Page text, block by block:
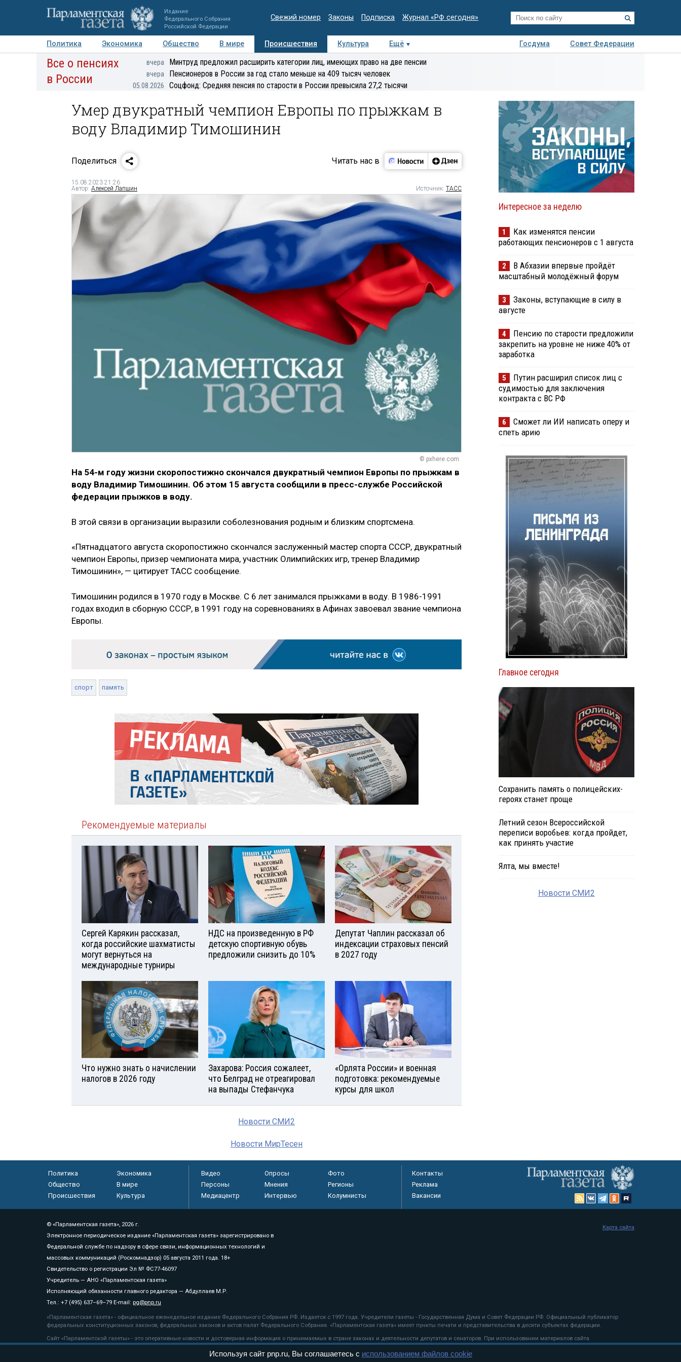
Издание
Федерального Собрания
Российской Федерации
Свежий номер Законы Подписка Журнал «РФ сегодня»
Политика Экономика Общество В мире Происшествия Культура Ещё Госдума
Совет Федерации
Авторы Персоны Мнения Регионы Медиацентр Интервью Колумнисты
Деловая
Все о пенсиях
в России
вчера Минтруд предложил расширить категории лиц, имеющих право на две пенсии
вчера Пенсионеров в России за год стало меньше на 409 тысяч человек
05.08.2026 Соцфонд: Средняя пенсия по старости в России превысила 27,2 тысячи
Умер двукратный чемпион Европы по прыжкам в
воду Владимир Тимошинин
Поделиться Читать нас в
15.08.2023 21:26
Автор: Алексей Лапшин Источник: ТАСС
© pxhere.com
На 54-м году жизни скоропостижно скончался двукратный чемпион Европы по прыжкам в
воду Владимир Тимошинин. Об этом 15 августа сообщили в пресс-службе Российской
федерации прыжков в воду.
В этой связи в организации выразили соболезнования родным и близким спортсмена.
«Пятнадцатого августа скоропостижно скончался заслуженный мастер спорта СССР, двукратный
чемпион Европы, призер чемпионата мира, участник Олимпийских игр, тренер Владимир
Тимошинин», — цитирует ТАСС сообщение.
Тимошинин родился в 1970 году в Москве. С 6 лет занимался прыжками в воду. В 1986-1991
годах входил в сборную СССР, в 1991 году на соревнованиях в Афинах завоевал звание чемпиона
Европы.
спорт память
Рекомендуемые материалы
Сергей Карякин рассказал,
когда российские шахматисты
могут вернуться на
международные турниры
НДС на произведенную в РФ
детскую спортивную обувь
предложили снизить до 10%
Депутат Чаплин рассказал об
индексации страховых пенсий
в 2027 году
Что нужно знать о начислении
налогов в 2026 году
Захарова: Россия сожалеет,
что Белград не отреагировал
на выпады Стефанчука
«Орлята России» и военная
подготовка: рекомендуемые
курсы для школ
Новости СМИ2
Новости МирТесен
Интересное за неделю
1
Как изменятся пенсии
работающих пенсионеров с 1 августа
2
В Абхазии впервые пройдёт
масштабный молодёжный форум
3
Законы, вступающие в силу в
августе
4
Пенсию по старости предложили
закрепить на уровне не ниже 40% от
заработка
5
Путин расширил список лиц с
судимостью для заключения
контракта с ВС РФ
6
Сможет ли ИИ написать оперу и
спеть арию
Главное сегодня
Сохранить память о полицейских-
героях станет проще
Летний сезон Всероссийской
переписи воробьев: когда пройдет,
как принять участие
Ялта, мы вместе!
Новости СМИ2
Политика
Экономика
Общество
В мире
Происшествия
Культура
Видео Опросы
Фото
Персоны
Мнения
Регионы
Медиацентр
Интервью Колумнисты
Контакты
Реклама
Вакансии
© «Парламентская газета», 2026 г.
Электронное периодическое издание «Парламентская газета» зарегистрировано в
Федеральной службе по надзору в сфере связи, информационных технологий и
массовых коммуникаций (Роскомнадзор) 05 августа 2011 года. 18+
Свидетельство о регистрации Эл № ФС77-46097
Учредитель — АНО «Парламентская газета»
Исполняющий обязанности главного редактора — Абдуллаев М.Р.
Тел.: +7 (495) 637–69–79 E-mail: pg@pnp.ru
«Парламентская газета» - официальное еженедельное издание Федерального Собрания РФ. Издается с 1997 года. Учредители газеты - Государственная Дума и Совет Федерации РФ. Официальный публикатор
федеральных конституционных законов, федеральных законов и актов палат Федерального Собрания. «Парламентская газета» имеет пункты печати и представительства в десяти субъектах федерации.
Сайт «Парламентской газеты» - это оперативные новости и достоверная информация о принимаемых в стране законах и деятельности депутатов и сенаторов. При использовании материалов сайта
«Парламентской газеты» активная ссылка на pnp.ru обязательна.
рекомендательные технологии
Карта сайта
Используя сайт pnp.ru, Вы соглашаетесь с использованием файлов cookie